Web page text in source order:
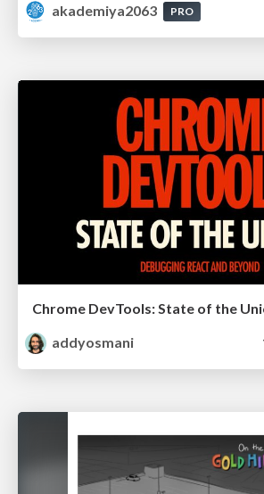
akademiya2063
PRO
addyosmani